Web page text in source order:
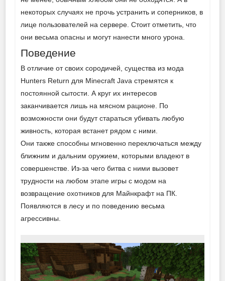
некоторых случаях не прочь устранить и соперников, в
лице пользователей на сервере. Стоит отметить, что
они весьма опасны и могут нанести много урона.
Поведение
В отличие от своих сородичей, существа из мода
Hunters Return для Minecraft Java стремятся к
постоянной сытости. А круг их интересов
заканчивается лишь на мясном рационе. По
возможности они будут стараться убивать любую
живность, которая встанет рядом с ними.
Они также способны мгновенно переключаться между
ближним и дальним оружием, которыми владеют в
совершенстве. Из-за чего битва с ними вызовет
трудности на любом этапе игры с модом на
возвращение охотников для Майнкрафт на ПК.
Появляются в лесу и по поведению весьма
агрессивны.